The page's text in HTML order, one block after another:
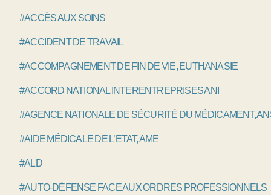
#ACCÈS AUX SOINS
#ACCIDENT DE TRAVAIL
#ACCOMPAGNEMENT DE FIN DE VIE, EUTHANASIE
#ACCORD NATIONAL INTERENTREPRISES ANI
#AGENCE NATIONALE DE SÉCURITÉ DU MÉDICAMENT,
#AIDE MÉDICALE DE L’ETAT, AME
#ALD
#AUTO-DÉFENSE FACE AUX ORDRES PROFESSIONNELS